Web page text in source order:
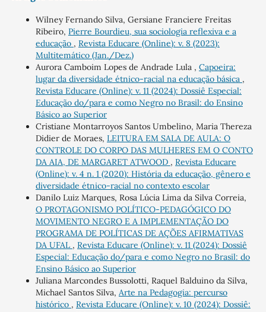
Wilney Fernando Silva, Gersiane Franciere Freitas
Ribeiro, Pierre Bourdieu, sua sociologia reflexiva e a
educação , Revista Educare (Online): v. 8 (2023):
Multitemático (Jan./Dez.)
Aurora Camboim Lopes de Andrade Lula , Capoeira:
lugar da diversidade étnico-racial na educação básica ,
Revista Educare (Online): v. 11 (2024): Dossiê Especial:
Educação do/para e como Negro no Brasil: do Ensino
Básico ao Superior
Cristiane Montarroyos Santos Umbelino, Maria Thereza
Didier de Moraes, LEITURA EM SALA DE AULA: O
CONTROLE DO CORPO DAS MULHERES EM O CONTO
DA AIA, DE MARGARET ATWOOD , Revista Educare
(Online): v. 4 n. 1 (2020): História da educação, gênero e
diversidade étnico-racial no contexto escolar
Danilo Luiz Marques, Rosa Lúcia Lima da Silva Correia,
O PROTAGONISMO POLÍTICO-PEDAGÓGICO DO
MOVIMENTO NEGRO E A IMPLEMENTAÇÃO DO
PROGRAMA DE POLÍTICAS DE AÇÕES AFIRMATIVAS
DA UFAL , Revista Educare (Online): v. 11 (2024): Dossiê
Especial: Educação do/para e como Negro no Brasil: do
Ensino Básico ao Superior
Juliana Marcondes Bussolotti, Raquel Balduino da Silva,
Michael Santos Silva, Arte na Pedagogia: percurso
histórico , Revista Educare (Online): v. 10 (2024): Dossiê: